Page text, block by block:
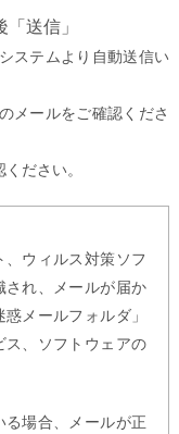
送信」
ステムより自動送信い
メールをご確認くださ
ださい。
ウィルス対策ソフ
され、メールが届か
メールフォルダ」
ス、ソフトウェアの
る場合、メールが正